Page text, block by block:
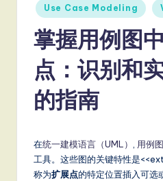
p
Use Case Modeling
掌握用例图
点：识别和
的指南
在统一建模语言（UML） 用例图
工具。这些图的关键特性是
称为扩展点的特定位置插入可选